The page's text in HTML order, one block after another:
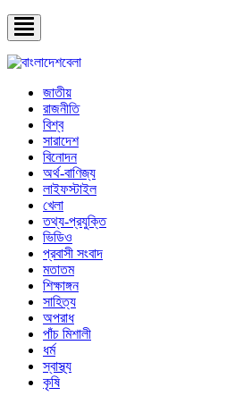
জাতীয়
রাজনীতি
বিশ্ব
সারাদেশ
বিনোদন
অর্থ-বাণিজ্য
লাইফস্টাইল
খেলা
তথ্য-প্রযুক্তি
ভিডিও
প্রবাসী সংবাদ
মতাতম
শিক্ষাঙ্গন
সাহিত্য
অপরাধ
পাঁচ মিশালী
ধর্ম
স্বাস্থ্য
কৃষি